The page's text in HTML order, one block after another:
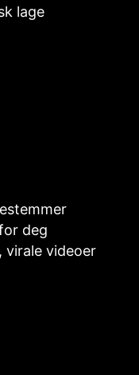
lage
deg
virale videoer